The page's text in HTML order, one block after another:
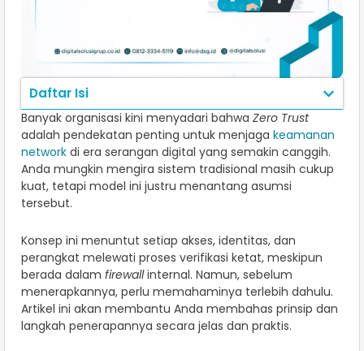
Daftar Isi
Banyak organisasi kini menyadari bahwa Zero Trust
adalah pendekatan penting untuk menjaga keamanan
network di era serangan digital yang semakin canggih.
Anda mungkin mengira sistem tradisional masih cukup
kuat, tetapi model ini justru menantang asumsi
tersebut.
Konsep ini menuntut setiap akses, identitas, dan
perangkat melewati proses verifikasi ketat, meskipun
berada dalam firewallinternal. Namun, sebelum
menerapkannya, perlu memahaminya terlebih dahulu.
Artikel ini akan membantu Anda membahas prinsip dan
langkah penerapannya secara jelas dan praktis.